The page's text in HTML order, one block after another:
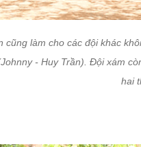
cũng làm cho các đội khác
- Huy Trần). Đội xám
hai